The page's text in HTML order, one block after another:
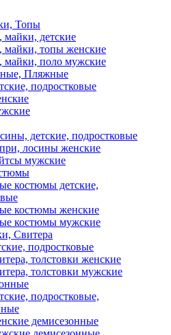
Топы
детские
майки, топы женские
майки, поло мужские
Пляжные
подростковые
детские, подростковые
лосины женские
мужские
костюмы детские,
костюмы женские
костюмы мужские
Свитера
подростковые
толстовки женские
толстовки мужские
подростковые,
демисезонные